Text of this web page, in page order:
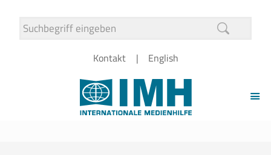
Kontakt English